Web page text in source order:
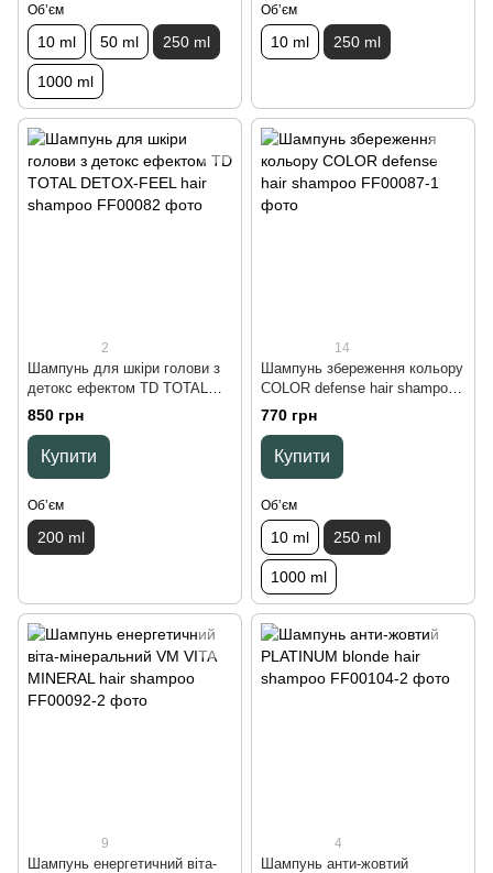
Обʼєм
10 ml 50 ml 250 ml
1000 ml
Обʼєм
10 ml 250 ml
2
Шампунь для шкіри голови з
детокс ефектом TD TOTAL
DETOX-FEEL hair shampoo,
200 ml
850 грн
Купити
Обʼєм
200 ml
14
Шампунь збереження кольору
COLOR defense hair shampoo,
250 ml
770 грн
Купити
Обʼєм
10 ml 250 ml
1000 ml
9
Шампунь енергетичний віта-
4
Шампунь анти-жовтий